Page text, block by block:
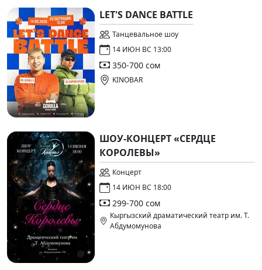
LET'S DANCE BATTLE
Танцевальное шоу
14 ИЮН ВС 13:00
350-700 сом
KINOBAR
ШОУ-КОНЦЕРТ «СЕРДЦЕ
КОРОЛЕВЫ»
Концерт
14 ИЮН ВС 18:00
299-700 сом
Кыргызский драматический театр им. Т.
Абдумомунова